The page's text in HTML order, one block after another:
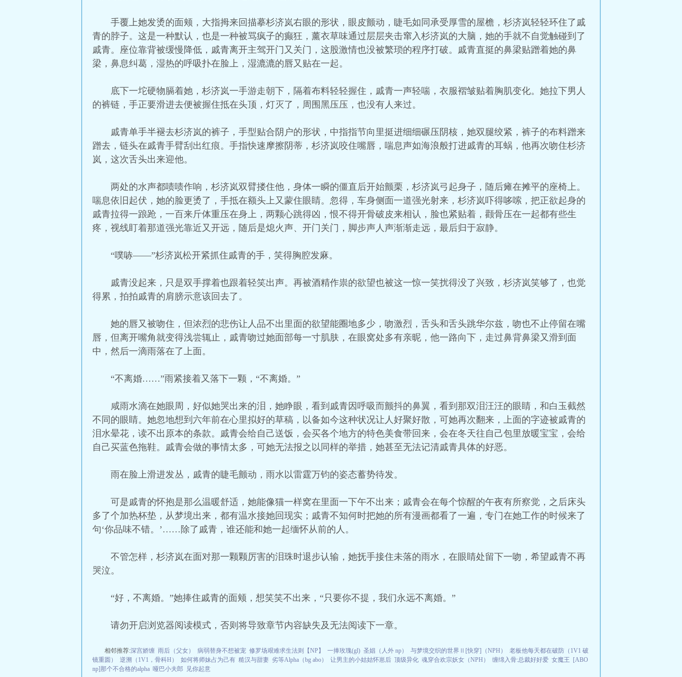
手覆上她发烫的面颊，大指拇来回描摹杉济岚右眼的形状，眼皮颤动，睫毛如同承受厚雪的屋檐，杉济岚轻轻环住了戚
青的脖子。这是一种默认，也是一种被骂疯子的癫狂，薰衣草味通过层层夹击窜入杉济岚的大脑，她的手就不自觉触碰到了
戚青。座位靠背被缓慢降低，戚青离开主驾开门又关门，这股激情也没被繁琐的程序打破。戚青直挺的鼻梁贴蹭着她的鼻
梁，鼻息纠葛，湿热的呼吸扑在脸上，湿漉漉的唇又贴在一起。
底下一坨硬物膈着她，杉济岚一手游走朝下，隔着布料轻轻握住，戚青一声轻喘，衣服褶皱贴着胸肌变化。她拉下男人
的裤链，手正要滑进去便被握住抵在头顶，灯灭了，周围黑压压，也没有人来过。
戚青单手半褪去杉济岚的裤子，手型贴合阴户的形状，中指指节向里挺进细细碾压阴核，她双腿绞紧，裤子的布料蹭来
蹭去，链头在戚青手臂刮出红痕。手指快速摩擦阴蒂，杉济岚咬住嘴唇，喘息声如海浪般打进戚青的耳蜗，他再次吻住杉济
岚，这次舌头出来迎他。
两处的水声都啧啧作响，杉济岚双臂搂住他，身体一瞬的僵直后开始颤栗，杉济岚弓起身子，随后瘫在摊平的座椅上。
喘息依旧起伏，她的脸更烫了，手抵在额头上又蒙住眼睛。忽得，车身侧面一道强光射来，杉济岚吓得哆嗦，把正欲起身的
戚青拉得一踉跄，一百来斤体重压在身上，两颗心跳得凶，恨不得开骨破皮来相认，脸也紧贴着，颧骨压在一起都有些生
疼，视线盯着那道强光靠近又开远，随后是熄火声、开门关门，脚步声人声渐渐走远，最后归于寂静。
“噗哧——”杉济岚松开紧抓住戚青的手，笑得胸腔发麻。
戚青没起来，只是双手撑着也跟着轻笑出声。再被酒精作祟的欲望也被这一惊一笑扰得没了兴致，杉济岚笑够了，也觉
得累，拍拍戚青的肩膀示意该回去了。
她的唇又被吻住，但浓烈的悲伤让人品不出里面的欲望能圈地多少，吻激烈，舌头和舌头跳华尔兹，吻也不止停留在嘴
唇，但离开嘴角就变得浅尝辄止，戚青吻过她面部每一寸肌肤，在眼窝处多有亲昵，他一路向下，走过鼻背鼻梁又滑到面
中，然后一滴雨落在了上面。
“不离婚……”雨紧接着又落下一颗，“不离婚。”
咸雨水滴在她眼周，好似她哭出来的泪，她睁眼，看到戚青因呼吸而颤抖的鼻翼，看到那双泪汪汪的眼睛，和白玉截然
不同的眼睛。她忽地想到六年前在心里拟好的草稿，以备如今这种状况让人好聚好散，可她再次翻来，上面的字迹被戚青的
泪水晕花，读不出原本的条款。戚青会给自己送饭，会买各个地方的特色美食带回来，会在冬天往自己包里放暖宝宝，会给
自己买蓝色拖鞋。戚青会做的事情太多，可她无法报之以同样的举措，她甚至无法记清戚青具体的好恶。
雨在脸上滑进发丛，戚青的睫毛颤动，雨水以雷霆万钧的姿态蓄势待发。
可是戚青的怀抱是那么温暖舒适，她能像猫一样窝在里面一下午不出来；戚青会在每个惊醒的午夜有所察觉，之后床头
多了个加热杯垫，从梦境出来，都有温水接她回现实；戚青不知何时把她的所有漫画都看了一遍，专门在她工作的时候来了
句‘你品味不错。’……除了戚青，谁还能和她一起缅怀从前的人。
不管怎样，杉济岚在面对那一颗颗厉害的泪珠时退步认输，她抚手接住未落的雨水，在眼睛处留下一吻，希望戚青不再
哭泣。
“好，不离婚。”她捧住戚青的面颊，想笑笑不出来，“只要你不提，我们永远不离婚。”
请勿开启浏览器阅读模式，否则将导致章节内容缺失及无法阅读下一章。
相邻推荐:深宫娇缠 雨后（父女） 病弱替身不想被宠 修罗场艰难求生法则【NP】 一捧玫瑰(gl) 圣娼（人外 np） 与梦境交织的世界Ⅱ[快穿]（NPH）
老板他每天都在破防（1V1 破
镜重圆）
逆溯（1V1，骨科H） 如何将师妹占为己有 糙汉与甜妻 劣等Alpha（bg abo） 让男主的小姑姑怀崽后 顶级异化 魂穿合欢宗妖女（NPH） 缠绵入骨:总裁好好爱 女魔王
[ABO
np]那个不合格的alpha 哑巴小夫郎 见你起意